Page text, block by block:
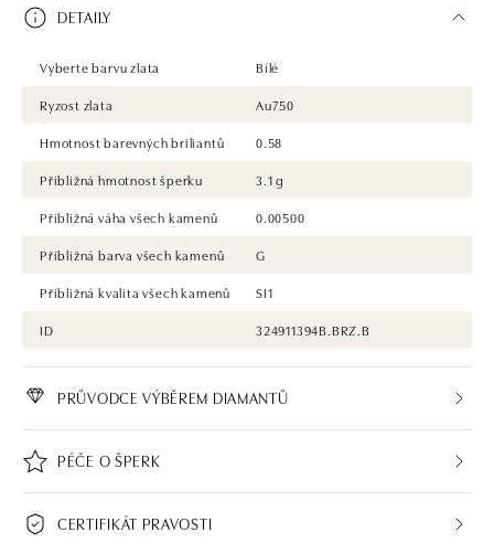
DETAILY
Vyberte barvu zlata
Bílé
Ryzost zlata
Au750
Hmotnost barevných briliantů
0.58
Přibližná hmotnost šperku
3.1 g
Přibližná váha všech kamenů
0.00500
Přibližná barva všech kamenů
G
Přibližná kvalita všech kamenů
SI1
ID
324911394B.BRZ.B
PRŮVODCE VÝBĚREM DIAMANTŮ
PÉČE O ŠPERK
CERTIFIKÁT PRAVOSTI